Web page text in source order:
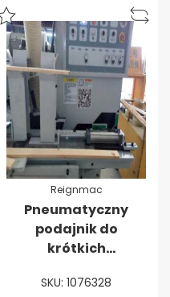
Reignmac
Pneumatyczny
podajnik do
krótkich
REIGNMAC M712
SKU: 1076328